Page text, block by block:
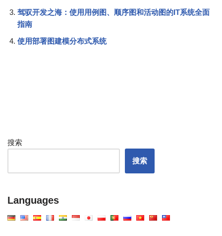
驾驭开发之海：使用用例图、顺序图和活动图的IT系统全面
指南
使用部署图建模分布式系统
搜索
搜索
Languages